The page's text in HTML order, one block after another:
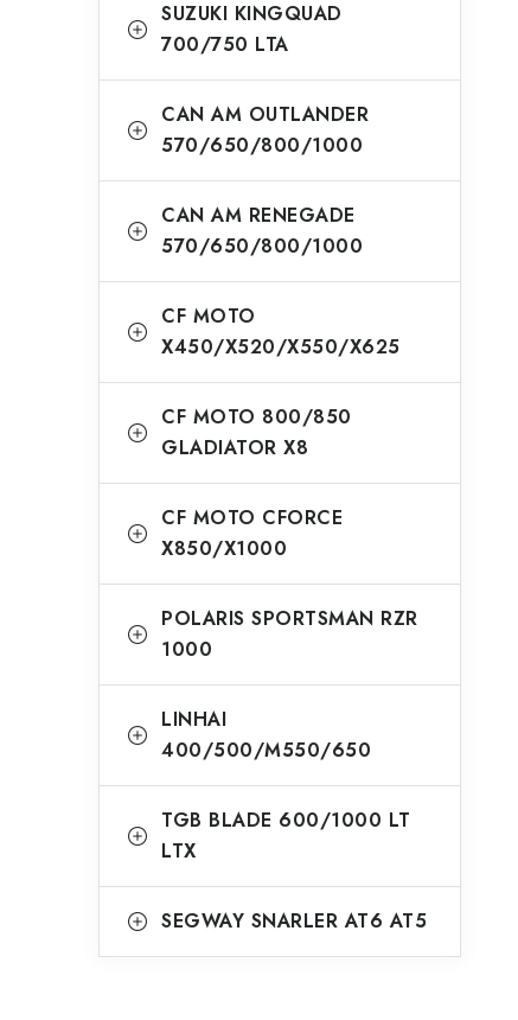
SUZUKI KINGQUAD
700/750 LTA
CAN AM OUTLANDER
570/650/800/1000
CAN AM RENEGADE
570/650/800/1000
CF MOTO
X450/X520/X550/X625
CF MOTO 800/850
GLADIATOR X8
CF MOTO CFORCE
X850/X1000
POLARIS SPORTSMAN RZR
1000
LINHAI
400/500/M550/650
TGB BLADE 600/1000 LT
LTX
SEGWAY SNARLER AT6 AT5